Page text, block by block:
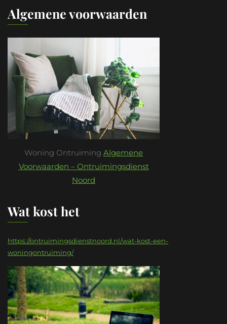
Algemene voorwaarden
Woning Ontruiming Algemene
Voorwaarden – Ontruimingsdienst
Noord
Wat kost het
https://ontruimingsdienstnoord.nl/wat-kost-een-
woningontruiming/